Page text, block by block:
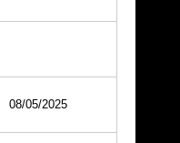
08/05/2025